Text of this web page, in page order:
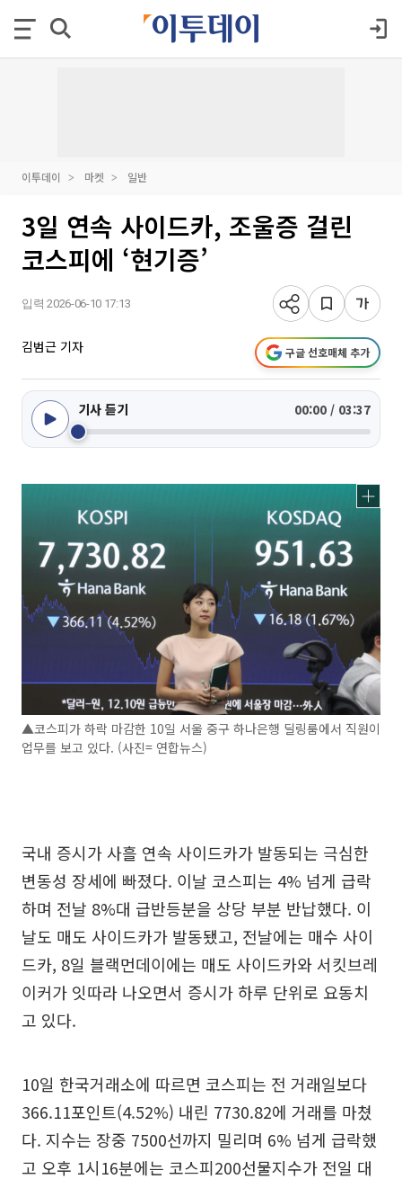
이투데이 마켓 일반
3일 연속 사이드카, 조울증 걸린
코스피에 ‘현기증’
입력 2026-06-10 17:13
김범근 기자 구글 선호매체 추가
기사 듣기 00:00 / 03:37
▲코스피가 하락 마감한 10일 서울 중구 하나은행 딜링룸에서 직원이
업무를 보고 있다. (사진= 연합뉴스)
국내 증시가 사흘 연속 사이드카가 발동되는 극심한
변동성 장세에 빠졌다. 이날 코스피는 4% 넘게 급락
하며 전날 8%대 급반등분을 상당 부분 반납했다. 이
날도 매도 사이드카가 발동됐고, 전날에는 매수 사이
드카, 8일 블랙먼데이에는 매도 사이드카와 서킷브레
이커가 잇따라 나오면서 증시가 하루 단위로 요동치
고 있다.
10일 한국거래소에 따르면 코스피는 전 거래일보다
366.11포인트(4.52%) 내린 7730.82에 거래를 마쳤
다. 지수는 장중 7500선까지 밀리며 6% 넘게 급락했
고 오후 1시16분에는 코스피200선물지수가 전일 대